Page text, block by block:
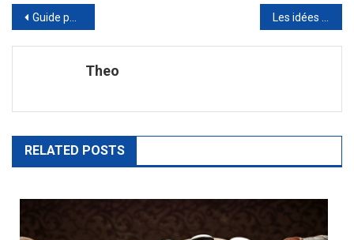
Navigation
de
l’article
Guide pour bien sous louer son mobil home en camping Les idées de peinture des architectes d’intérieur à Aix en Provence
Theo
RELATED POSTS